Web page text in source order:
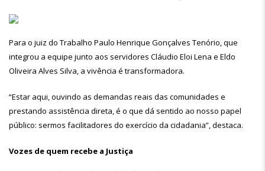
Para o juiz do Trabalho Paulo Henrique Gonçalves Tenório, que
integrou a equipe junto aos servidores Cláudio Eloi Lena e Eldo
Oliveira Alves Silva, a vivência é transformadora.
“Estar aqui, ouvindo as demandas reais das comunidades e
prestando assistência direta, é o que dá sentido ao nosso papel
público: sermos facilitadores do exercício da cidadania”, destaca.
Vozes de quem recebe a Justiça